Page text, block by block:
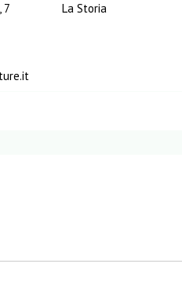
7
La Storia